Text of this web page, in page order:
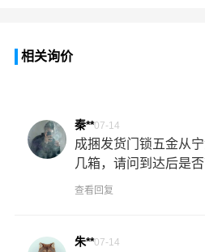
相关询价
秦**07-14
成捆发货门锁五金从
几箱，请问到达后是
查看回复
朱**07-14